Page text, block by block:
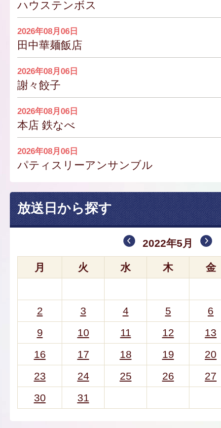
ハウステンボス
2026年08月06日
田中華麺飯店
2026年08月06日
謝々餃子
2026年08月06日
本店 鉄なべ
2026年08月06日
パティスリーアンサンブル
放送日から探す
2022年5月
月 火 水 木 金
2 3 4 5
6
9
10 11 12
13
16
17 18 19
20
23
24 25 26
27
30
31